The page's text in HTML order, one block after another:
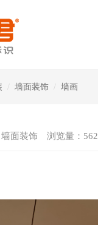
/ 墙面装饰 / 墙画
墙面装饰 浏览量：562